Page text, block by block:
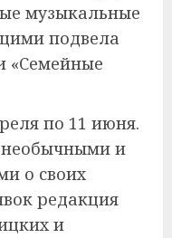
музыкальные
подвела
«Семейные
по 11 июня.
необычными и
о своих
редакция
и